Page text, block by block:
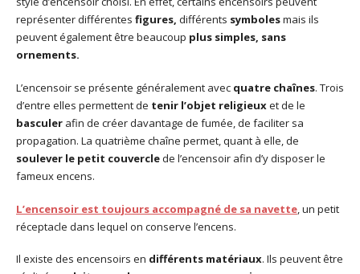
représenter différentes figures, différents symbolesmais ils
peuvent également être beaucoup plus simples, sans
ornements.
L’encensoir se présente généralement avec quatre chaînes. Trois
d’entre elles permettent de tenir l’objet religieuxet de le
basculer afin de créer davantage de fumée, de faciliter sa
propagation. La quatrième chaîne permet, quant à elle, de
soulever le petit couverclede l’encensoir afin d’y disposer le
fameux encens.
L’encensoir est toujours accompagné de sa navette, un petit
réceptacle dans lequel on conserve l’encens.
Il existe des encensoirs en différents matériaux. Ils peuvent être